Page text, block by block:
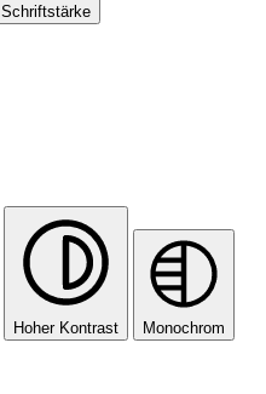
Schriftstärke
Hoher Kontrast Monochrom